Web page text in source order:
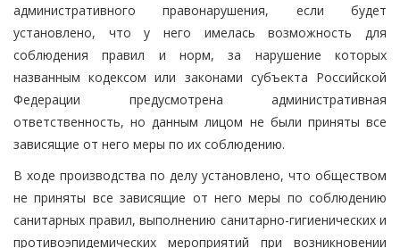
административного правонарушения, если будет
установлено, что у него имелась возможность для
соблюдения правил и норм, за нарушение которых
названным кодексом или законами субъекта Российской
Федерации предусмотрена административная
ответственность, но данным лицом не были приняты все
зависящие от него меры по их соблюдению.
В ходе производства по делу установлено, что обществом
не приняты все зависящие от него меры по соблюдению
санитарных правил, выполнению санитарно-гигиенических и
противоэпидемических мероприятий при возникновении